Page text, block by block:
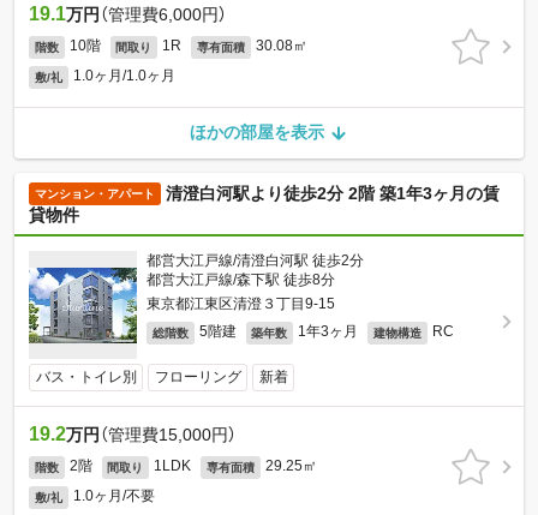
19.1万円 （管理費6,000円）
階数 10階 間取り 1R 専有面積 30.08㎡
敷/礼 1.0ヶ月/1.0ヶ月
ほかの部屋を表示
マンション・アパート
清澄白河駅より徒歩2分 2階 築1年3ヶ月の賃
貸物件
都営大江戸線/清澄白河駅 徒歩2分
都営大江戸線/森下駅 徒歩8分
東京都江東区清澄３丁目9-15
総階数 5階建 築年数 1年3ヶ月 建物構造 RC
バス・トイレ別 フローリング 新着
19.2万円 （管理費15,000円）
階数 2階 間取り 1LDK 専有面積 29.25㎡
敷/礼 1.0ヶ月/不要